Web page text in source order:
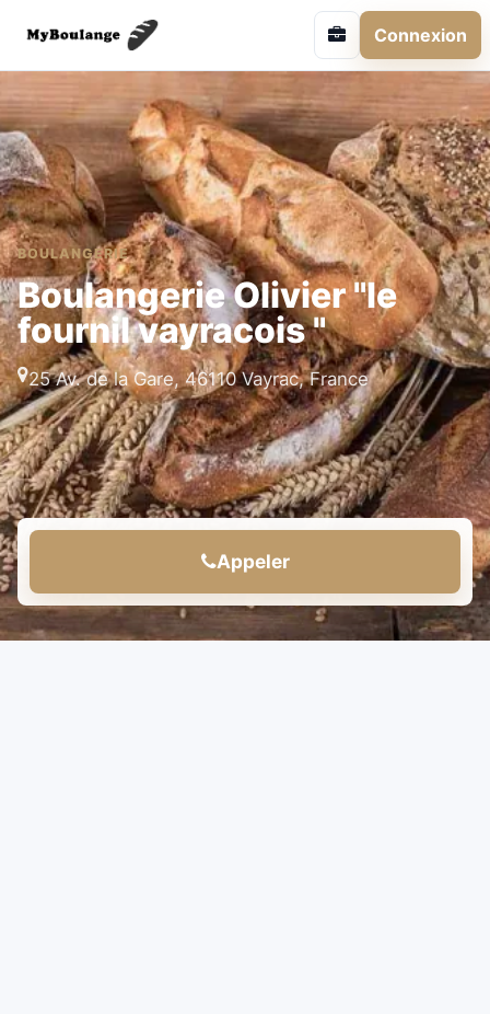
Connexion
BOULANGERIE
Boulangerie Olivier "le
fournil vayracois "
25 Av. de la Gare, 46110 Vayrac, France
Appeler